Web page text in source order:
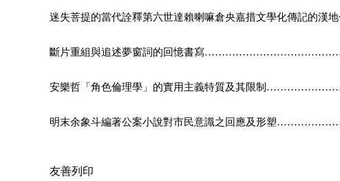
迷失菩提的當代詮釋第六世達賴喇嘛倉央嘉措文學化傳記的漢
斷片重組與追述夢窗詞的回憶書寫………
安樂哲「角色倫理學」的實用主義特質及其限制………
明末余象斗編著公案小說對市民意識之回應及形塑………
友善列印